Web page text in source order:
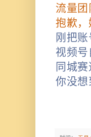
流量
抱歉
刚把账
视频号
同城赛
你没